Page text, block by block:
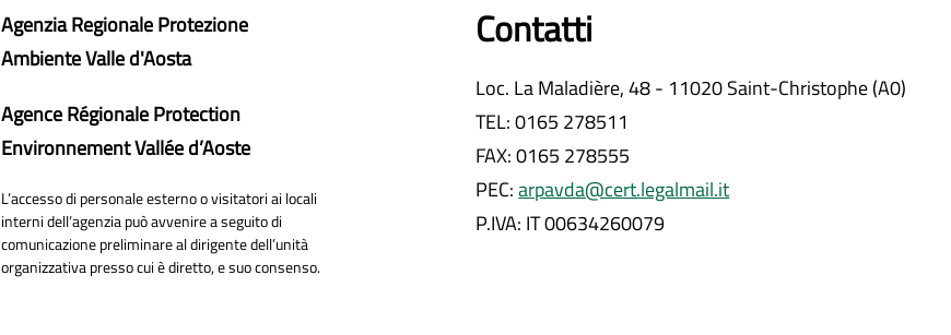
Agenzia Regionale Protezione
Ambiente Valle d'Aosta
Agence Régionale Protection
Environnement Vallée d’Aoste
L’accesso di personale esterno o visitatori ai locali
interni dell’agenzia può avvenire a seguito di
comunicazione preliminare al dirigente dell’unità
organizzativa presso cui è diretto, e suo consenso.
Contatti
Loc. La Maladière, 48 - 11020 Saint-Christophe (A0)
TEL: 0165 278511
FAX: 0165 278555
PEC:arpavda@cert.legalmail.it
P.IVA: IT 00634260079